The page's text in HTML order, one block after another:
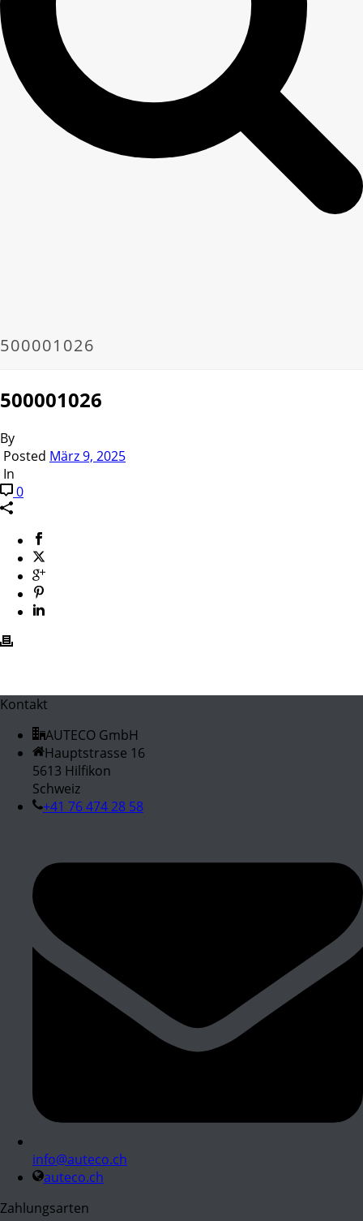
500001026
500001026
By
Posted März 9, 2025
In
0
Kontakt
AUTECO GmbH
Hauptstrasse 16
5613 Hilfikon
Schweiz
+41 76 474 28 58
info@auteco.ch
auteco.ch
Zahlungsarten